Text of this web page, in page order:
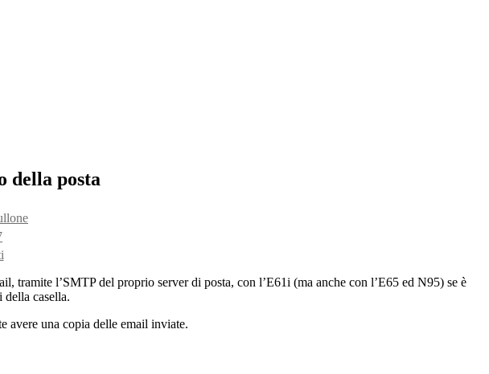
della posta
su
E61i
ed
SMTP
l’invio
tramite l’SMTP del proprio server di posta, con l’E61i (ma anche con l’E65 ed N95) se è
della casella.
avere una copia delle email inviate.